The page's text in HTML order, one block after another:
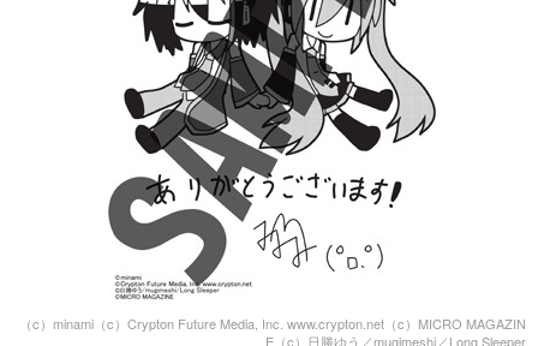
（c）minami（c）Crypton Future Media, Inc. www.crypton.net（c）MICRO MAGAZIN
E（c）日勝ゆう／mugimeshi／Long Sleeper